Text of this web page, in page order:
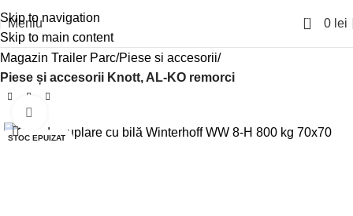
Skip to navigation
Skip to main content
Meniu 0 0 lei
Magazin Trailer Parc Piese si accesorii
Piese și accesorii Knott, AL-KO remorci
STOC EPUIZAT